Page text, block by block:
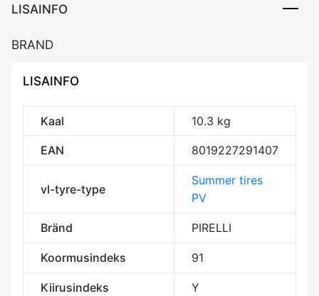
LISAINFO
BRAND
LISAINFO
Kaal 10.3 kg
EAN 8019227291407
vl-tyre-type
Summer tires
PV
Bränd PIRELLI
Koormusindeks 91
Kiirusindeks Y